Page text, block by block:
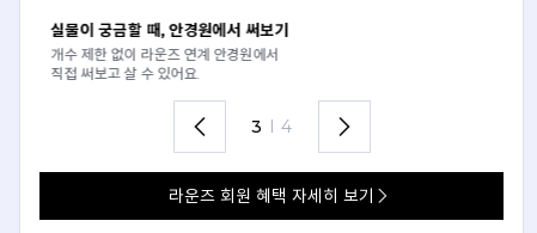
실물이 궁금할 때, 안경원에서 써보기
개수 제한 없이 라운즈 연계 안경원에서
직접 써보고 살 수 있어요.
3 I 4
라운즈 회원 혜택 자세히 보기